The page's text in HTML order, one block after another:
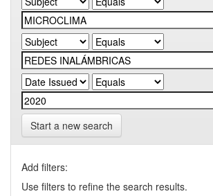
Start a new search
Add filters:
Use filters to refine the search results.